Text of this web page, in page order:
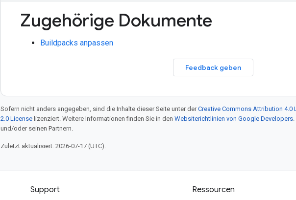
Zugehörige Dokumente
Buildpacks anpassen
Feedback geben
Sofern nicht anders angegeben, sind die Inhalte dieser Seite unter derCreative Commons Attribution 4.0
2.0 License lizenziert. Weitere Informationen finden Sie in den Websiterichtlinien von Google Developers
und/oder seinen Partnern.
Zuletzt aktualisiert: 2026-07-17 (UTC).
Support Ressourcen